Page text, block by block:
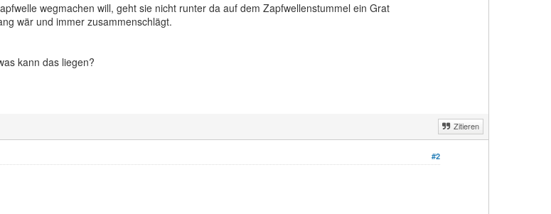
wegmachen will, geht sie nicht runter da auf dem Zapfwellenstummel ein Grat
wär und immer zusammenschlägt.
kann das liegen?
Zitieren
#2